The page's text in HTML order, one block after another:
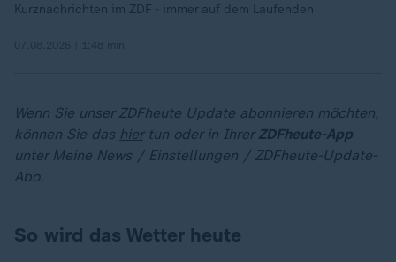
Kurznachrichten im ZDF - immer auf dem Laufenden
Wenn Sie unser ZDFheute Update abonnieren möchten,
können Sie das hiertun oder in Ihrer ZDFheute-App
unter Meine News / Einstellungen / ZDFheute-Update-
Abo.
So wird das Wetter heute